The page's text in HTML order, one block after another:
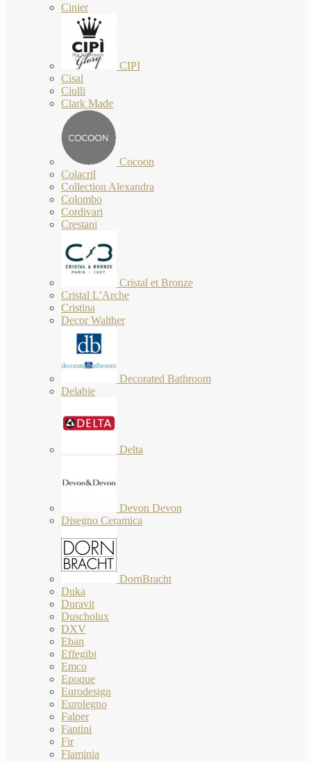
Cinier
CIPI
Cisal
Ciulli
Clark Made
Cocoon
Colacril
Collection Alexandra
Colombo
Cordivari
Crestani
Cristal et Bronze
Cristal L’Arche
Cristina
Decor Walther
Decorated Bathroom
Delabie
Delta
Devon Devon
Disegno Ceramica
DornBracht
Duka
Duravit
Duscholux
DXV
Eban
Effegibi
Emco
Epoque
Eurodesign
Eurolegno
Falper
Fantini
Fir
Flaminia